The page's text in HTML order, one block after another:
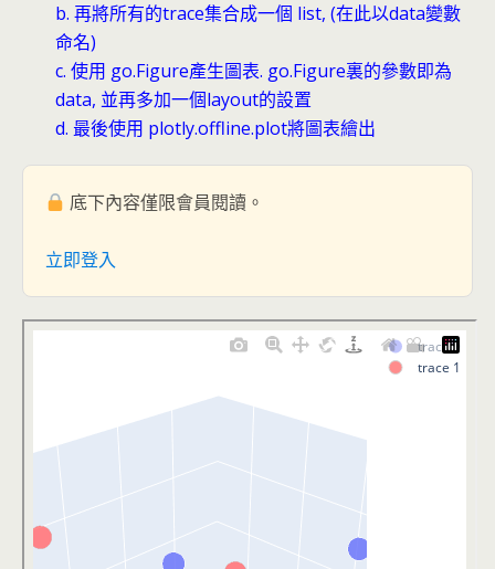
b. 再將所有的trace集合成一個 list, (在此以data變數
命名)
c. 使用 go.Figure產生圖表. go.Figure裏的參數即為
data, 並再多加一個layout的設置
d. 最後使用 plotly.offline.plot將圖表繪出
底下內容僅限會員閱讀。
立即登入